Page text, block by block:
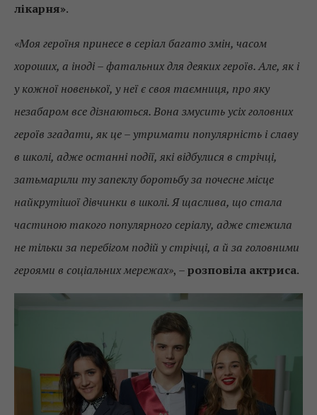
лікарня».
«Моя героїня принесе в серіал багато змін, часом
хороших, а іноді – фатальних для деяких героїв. Але, як і
у кожної новенької, у неї є своя таємниця, про яку
незабаром все дізнаються. Вона змусить усіх головних
героїв згадати, як це – утримати популярність і славу
в школі, адже останні події, які відбулися в стрічці,
затьмарили ту запеклу боротьбу за почесне місце
найкрутішої дівчинки в школі. Я щаслива, що стала
частиною такого популярного серіалу, адже стежила
не тільки за перебігом подій у стрічці, а й за головними
героями в соціальних мережах», –розповіла актриса.